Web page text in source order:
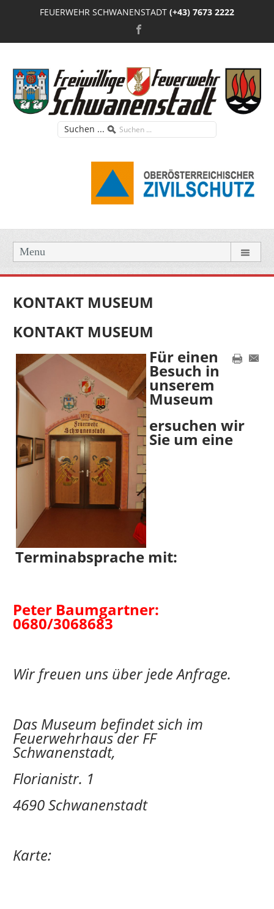
FEUERWEHR SCHWANENSTADT (+43) 7673 2222
Suchen ...
Menu
KONTAKT MUSEUM
KONTAKT MUSEUM
Für einen
Besuch in
unserem
Museum
ersuchen wir
Sie um eine
Terminabsprache mit:
Peter Baumgartner:
0680/3068683
Wir freuen uns über jede Anfrage.
Das Museum befindet sich im
Feuerwehrhaus der FF
Schwanenstadt,
Florianistr. 1
4690 Schwanenstadt
Karte: